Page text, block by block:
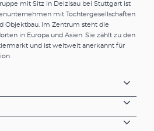
verantwortlich sind.
wird EHEIM SYNTH in
von maximal 10 mm
gleichen Zweck.
Einsatz z.B. bei
Für Süß- und
mit Sitz in Deizisau bei Stuttgart ist
mit Tochtergesellschaften
Objektbau. Im Zentrum steht die
in Europa und Asien. Sie zählt zu den
und ist weltweit anerkannt für